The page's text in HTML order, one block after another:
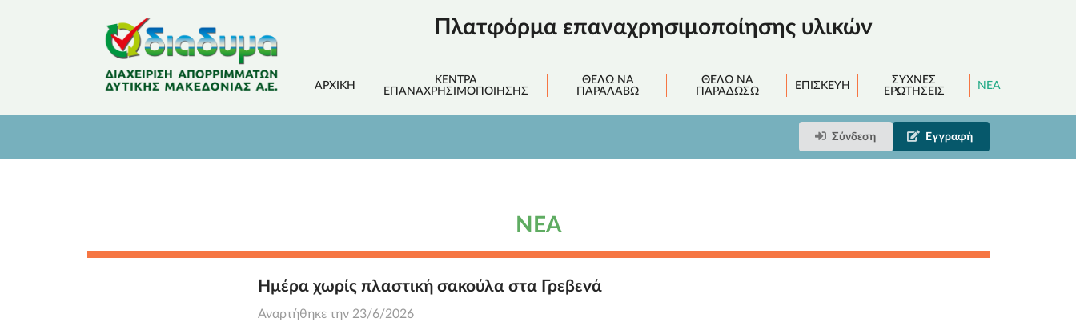
Πλατφόρμα επαναχρησιμοποίησης υλικών
ΑΡΧΙΚΉ
ΚΈΝΤΡΑ
ΕΠΑΝΑΧΡΗΣΙΜΟΠΟΊΗΣΗΣ
ΘΈΛΩ ΝΑ
ΠΑΡΑΛΆΒΩ
ΘΈΛΩ ΝΑ
ΠΑΡΑΔΏΣΩ
ΕΠΙΣΚΕΥΉ
ΣΥΧΝΈΣ
ΕΡΩΤΉΣΕΙΣ
ΝΈΑ
Σύνδεση Εγγραφή
ΝΈΑ
Ημέρα χωρίς πλαστική σακούλα στα Γρεβενά
Αναρτήθηκε την 23/6/2026